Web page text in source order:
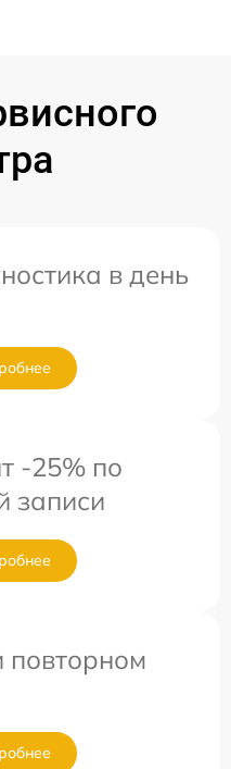
в день
-25% по
записи
повторном